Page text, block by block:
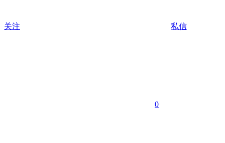
关注 私信
0